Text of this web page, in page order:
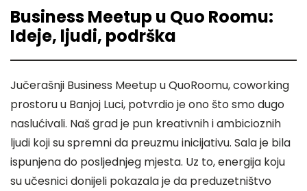
Business Meetup u Quo Roomu:
Ideje, ljudi, podrška
Jučerašnji Business Meetup u QuoRoomu, coworking
prostoru u Banjoj Luci, potvrdio je ono što smo dugo
naslućivali. Naš grad je pun kreativnih i ambicioznih
ljudi koji su spremni da preuzmu inicijativu. Sala je bila
ispunjena do posljednjeg mjesta. Uz to, energija koju
su učesnici donijeli pokazala je da preduzetništvo